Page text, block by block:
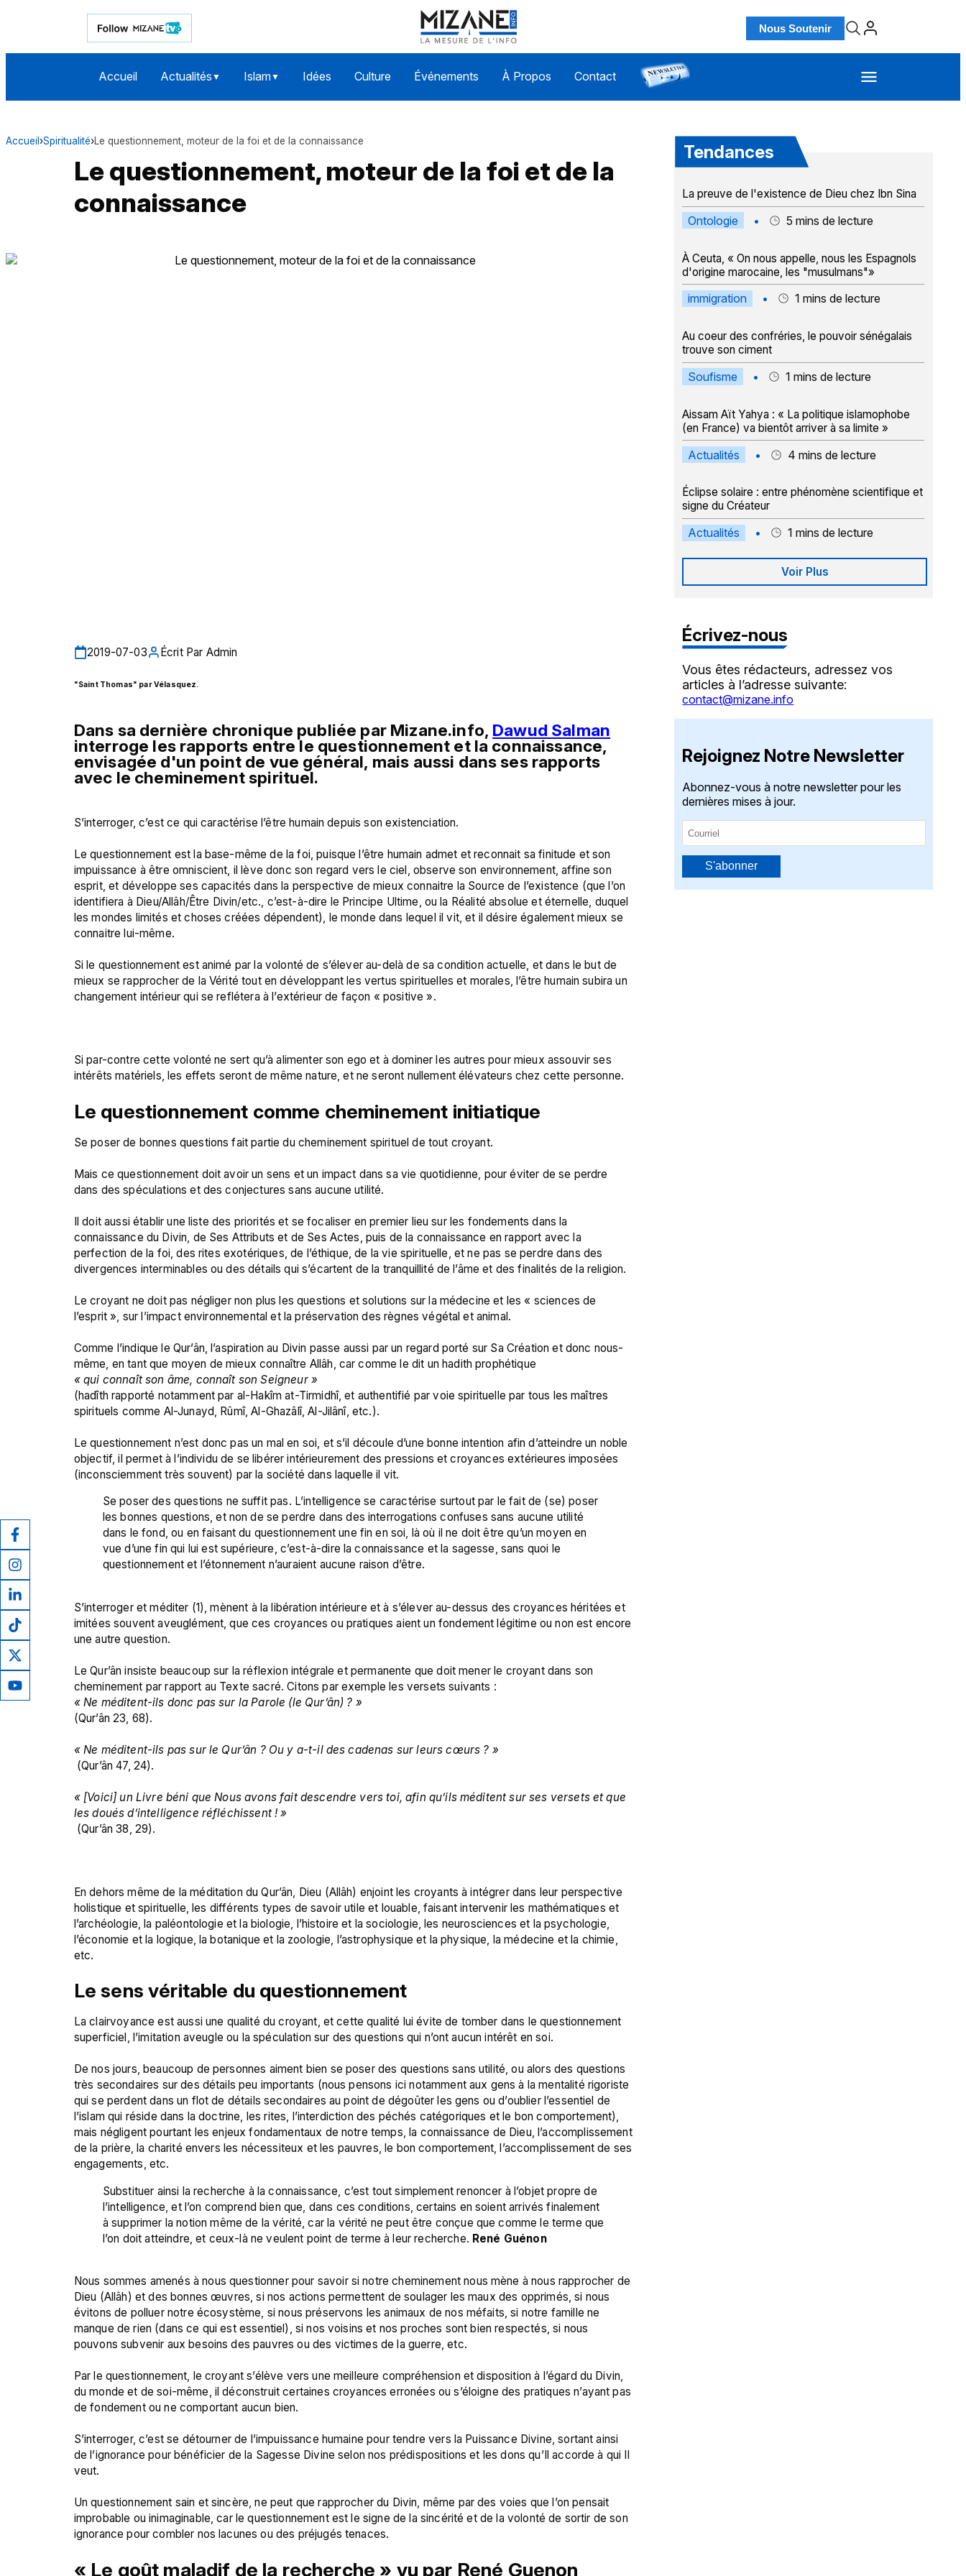
Nous Soutenir
Accueil Actualités ▼ Islam▼ Idées Culture Événements À Propos Contact
Accueil ›Spiritualité›Le questionnement, moteur de la foi et de la connaissance
Le questionnement, moteur de la foi et de la
connaissance
2019-07-03 Écrit Par Admin
"Saint Thomas" par Vélasquez.
Dans sa dernière chronique publiée par Mizane.info, Dawud Salman
interroge les rapports entre le questionnement et la connaissance,
envisagée d'un point de vue général, mais aussi dans ses rapports
avec le cheminement spirituel.
S’interroger, c’est ce qui caractérise l’être humain depuis son existenciation.
Le questionnement est la base-même de la foi, puisque l’être humain admet et reconnait sa finitude et son
impuissance à être omniscient, il lève donc son regard vers le ciel, observe son environnement, affine son
esprit, et développe ses capacités dans la perspective de mieux connaitre la Source de l’existence (que l’on
identifiera à Dieu/Allâh/Être Divin/etc., c’est-à-dire le Principe Ultime, ou la Réalité absolue et éternelle, duquel
les mondes limités et choses créées dépendent), le monde dans lequel il vit, et il désire également mieux se
connaitre lui-même.
Si le questionnement est animé par la volonté de s’élever au-delà de sa condition actuelle, et dans le but de
mieux se rapprocher de la Vérité tout en développant les vertus spirituelles et morales, l’être humain subira un
changement intérieur qui se reflétera à l’extérieur de façon « positive ».
Si par-contre cette volonté ne sert qu’à alimenter son ego et à dominer les autres pour mieux assouvir ses
Le questionnement comme cheminement initiatique
Se poser de bonnes questions fait partie du cheminement spirituel de tout croyant.
Mais ce questionnement doit avoir un sens et un impact dans sa vie quotidienne, pour éviter de se perdre
dans des spéculations et des conjectures sans aucune utilité.
Il doit aussi établir une liste des priorités et se focaliser en premier lieu sur les fondements dans la
connaissance du Divin, de Ses Attributs et de Ses Actes, puis de la connaissance en rapport avec la
perfection de la foi, des rites exotériques, de l’éthique, de la vie spirituelle, et ne pas se perdre dans des
divergences interminables ou des détails qui s’écartent de la tranquillité de l’âme et des finalités de la religion.
Le croyant ne doit pas négliger non plus les questions et solutions sur la médecine et les « sciences de
l’esprit », sur l’impact environnemental et la préservation des règnes végétal et animal.
Comme l’indique le Qur’ân, l’aspiration au Divin passe aussi par un regard porté sur Sa Création et donc nous-
même, en tant que moyen de mieux connaître Allâh, car comme le dit un hadith prophétique
« qui connaît son âme, connaît son Seigneur »
(hadîth rapporté notamment par al-Hakîm at-Tirmidhî, et authentifié par voie spirituelle par tous les maîtres
spirituels comme Al-Junayd, Rûmî, Al-Ghazâlî, Al-Jilânî, etc.).
Le questionnement n’est donc pas un mal en soi, et s’il découle d’une bonne intention afin d’atteindre un noble
objectif, il permet à l’individu de se libérer intérieurement des pressions et croyances extérieures imposées
Se poser des questions ne suffit pas. L’intelligence se caractérise surtout par le fait de (se) poser
les bonnes questions, et non de se perdre dans des interrogations confuses sans aucune utilité
dans le fond, ou en faisant du questionnement une fin en soi, là où il ne doit être qu’un moyen en
vue d’une fin qui lui est supérieure, c’est-à-dire la connaissance et la sagesse, sans quoi le
questionnement et l’étonnement n’auraient aucune raison d’être.
S’interroger et méditer (1), mènent à la libération intérieure et à s’élever au-dessus des croyances héritées et
imitées souvent aveuglément, que ces croyances ou pratiques aient un fondement légitime ou non est encore
une autre question.
Le Qur’ân insiste beaucoup sur la réflexion intégrale et permanente que doit mener le croyant dans son
« Ne méditent-ils donc pas sur la Parole (le Qur’ân) ? »
(Qur’ân 23, 68).
« Ne méditent-ils pas sur le Qur’ân ? Ou y a-t-il des cadenas sur leurs cœurs ? »
(Qur’ân 47, 24).
« [Voici] un Livre béni que Nous avons fait descendre vers toi, afin qu’ils méditent sur ses versets et que
les doués d’intelligence réfléchissent ! »
(Qur’ân 38, 29).
En dehors même de la méditation du Qur’ân, Dieu (Allâh) enjoint les croyants à intégrer dans leur perspective
holistique et spirituelle, les différents types de savoir utile et louable, faisant intervenir les mathématiques et
l’archéologie, la paléontologie et la biologie, l’histoire et la sociologie, les neurosciences et la psychologie,
l’économie et la logique, la botanique et la zoologie, l’astrophysique et la physique, la médecine et la chimie,
Le sens véritable du questionnement
La clairvoyance est aussi une qualité du croyant, et cette qualité lui évite de tomber dans le questionnement
superficiel, l’imitation aveugle ou la spéculation sur des questions qui n’ont aucun intérêt en soi.
De nos jours, beaucoup de personnes aiment bien se poser des questions sans utilité, ou alors des questions
très secondaires sur des détails peu importants (nous pensons ici notamment aux gens à la mentalité rigoriste
qui se perdent dans un flot de détails secondaires au point de dégoûter les gens ou d’oublier l’essentiel de
l’islam qui réside dans la doctrine, les rites, l’interdiction des péchés catégoriques et le bon comportement),
mais négligent pourtant les enjeux fondamentaux de notre temps, la connaissance de Dieu, l’accomplissement
de la prière, la charité envers les nécessiteux et les pauvres, le bon comportement, l’accomplissement de ses
Substituer ainsi la recherche à la connaissance, c’est tout simplement renoncer à l’objet propre de
l’intelligence, et l’on comprend bien que, dans ces conditions, certains en soient arrivés finalement
à supprimer la notion même de la vérité, car la vérité ne peut être conçue que comme le terme que
l’on doit atteindre, et ceux-là ne veulent point de terme à leur recherche. René Guénon
Nous sommes amenés à nous questionner pour savoir si notre cheminement nous mène à nous rapprocher de
Dieu (Allâh) et des bonnes œuvres, si nos actions permettent de soulager les maux des opprimés, si nous
évitons de polluer notre écosystème, si nous préservons les animaux de nos méfaits, si notre famille ne
manque de rien (dans ce qui est essentiel), si nos voisins et nos proches sont bien respectés, si nous
pouvons subvenir aux besoins des pauvres ou des victimes de la guerre, etc.
Par le questionnement, le croyant s’élève vers une meilleure compréhension et disposition à l’égard du Divin,
du monde et de soi-même, il déconstruit certaines croyances erronées ou s’éloigne des pratiques n’ayant pas
de fondement ou ne comportant aucun bien.
S’interroger, c’est se détourner de l’impuissance humaine pour tendre vers la Puissance Divine, sortant ainsi
de l’ignorance pour bénéficier de la Sagesse Divine selon nos prédispositions et les dons qu’Il accorde à qui Il
veut.
Un questionnement sain et sincère, ne peut que rapprocher du Divin, même par des voies que l’on pensait
improbable ou inimaginable, car le questionnement est le signe de la sincérité et de la volonté de sortir de son
« Le goût maladif de la recherche » vu par René Guenon
Tendances
La preuve de l'existence de Dieu chez Ibn Sina
Ontologie • 5 mins de lecture
À Ceuta, « On nous appelle, nous les Espagnols
d'origine marocaine, les "musulmans"»
immigration • 1 mins de lecture
Au coeur des confréries, le pouvoir sénégalais
trouve son ciment
Soufisme • 1 mins de lecture
Aissam Aït Yahya : « La politique islamophobe
(en France) va bientôt arriver à sa limite »
Actualités • 4 mins de lecture
Éclipse solaire : entre phénomène scientifique et
signe du Créateur
Actualités • 1 mins de lecture
Voir Plus
Écrivez-nous
Vous êtes rédacteurs, adressez vos
articles à l’adresse suivante:
contact@mizane.info
Rejoignez Notre Newsletter
Abonnez-vous à notre newsletter pour les
dernières mises à jour.
S'abonner